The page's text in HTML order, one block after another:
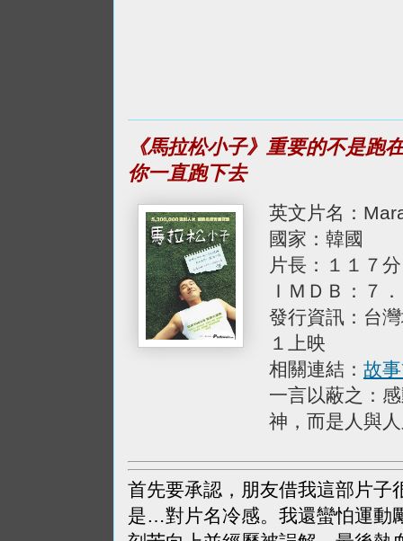
《馬拉松小子》重要的不是跑
你一直跑下去
英文片名：
國家：韓國
片長：１１７
ＩＭＤＢ：７
發行資訊：台
１上映
相關連結： 故
一言以蔽之：
神，而是人與
首先要承認，朋友借我這部片子
是…對片名冷感。我還蠻怕運動